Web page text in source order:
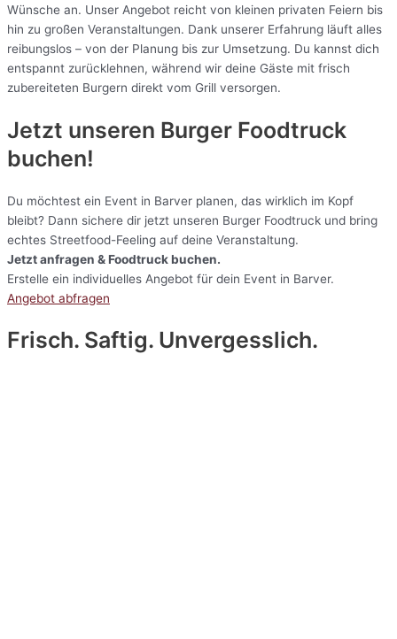
Wünsche an. Unser Angebot reicht von kleinen privaten Feiern bis
hin zu großen Veranstaltungen. Dank unserer Erfahrung läuft alles
reibungslos – von der Planung bis zur Umsetzung. Du kannst dich
entspannt zurücklehnen, während wir deine Gäste mit frisch
zubereiteten Burgern direkt vom Grill versorgen.
Jetzt unseren Burger Foodtruck
buchen!
Du möchtest ein Event in Barver planen, das wirklich im Kopf
bleibt? Dann sichere dir jetzt unseren Burger Foodtruck und bring
echtes Streetfood-Feeling auf deine Veranstaltung.
Jetzt anfragen & Foodtruck buchen.
Erstelle ein individuelles Angebot für dein Event in Barver.
Angebot abfragen
Frisch. Saftig. Unvergesslich.